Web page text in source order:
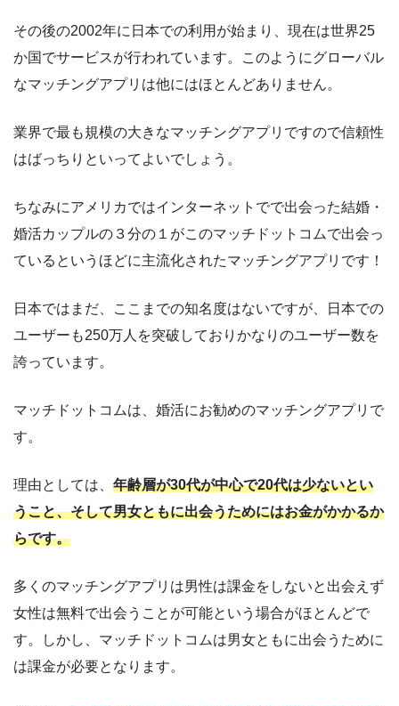
その後の2002年に日本での利用が始まり、現在は世界25
か国でサービスが行われています。このようにグローバル
なマッチングアプリは他にはほとんどありません。
業界で最も規模の大きなマッチングアプリですので信頼性
はばっちりといってよいでしょう。
ちなみにアメリカではインターネットでで出会った結婚・
婚活カップルの３分の１がこのマッチドットコムで出会っ
ているというほどに主流化されたマッチングアプリです！
日本ではまだ、ここまでの知名度はないですが、日本での
ユーザーも250万人を突破しておりかなりのユーザー数を
誇っています。
マッチドットコムは、婚活にお勧めのマッチングアプリで
す。
理由としては、 年齢層が30代が中心で20代は少ないとい
うこと、そして男女ともに出会うためにはお金がかかるか
らです。
多くのマッチングアプリは男性は課金をしないと出会えず
女性は無料で出会うことが可能という場合がほとんどで
す。しかし、マッチドットコムは男女ともに出会うために
は課金が必要となります。